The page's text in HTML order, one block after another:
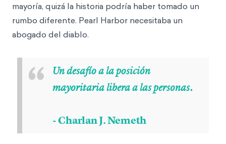
mayoría, quizá la historia podría haber tomado un
rumbo diferente. Pearl Harbor necesitaba un
abogado del diablo.
“
Un desafío a la posición
mayoritaria libera a las personas.
- Charlan J. Nemeth